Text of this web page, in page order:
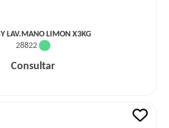
LAV.MANO LIMON X3KG
28822
Consultar